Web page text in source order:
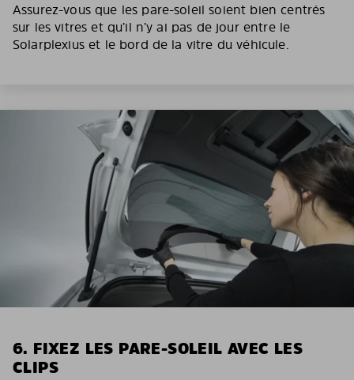
Assurez-vous que les pare-soleil soient bien centrés
sur les vitres et qu’il n’y ai pas de jour entre le
Solarplexius et le bord de la vitre du véhicule.
6. FIXEZ LES PARE-SOLEIL AVEC LES
CLIPS